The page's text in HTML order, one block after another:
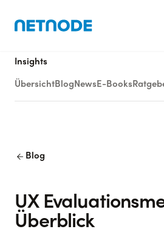
Insights
Übersicht Blog News E-Books
arrow_back Blog
UX
Überblick